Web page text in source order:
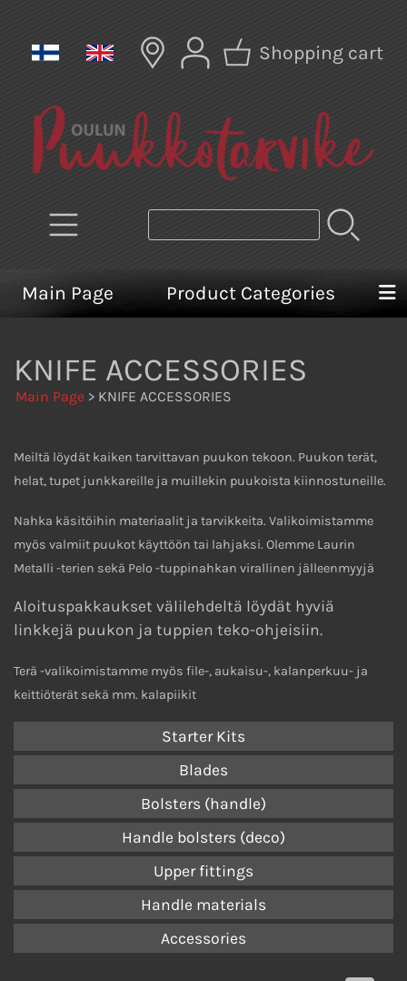
Shopping cart
Main Page Product Categories
KNIFE ACCESSORIES
Main Page > KNIFE ACCESSORIES
Meiltä löydät kaiken tarvittavan puukon tekoon. Puukon terät,
helat, tupet junkkareille ja muillekin puukoista kiinnostuneille.
Nahka käsitöihin materiaalit ja tarvikkeita. Valikoimistamme
myös valmiit puukot käyttöön tai lahjaksi. Olemme Laurin
Metalli -terien sekä Pelo -tuppinahkan virallinen jälleenmyyjä
Aloituspakkaukset välilehdeltä löydät hyviä
linkkejä puukon ja tuppien teko-ohjeisiin.
Terä -valikoimistamme myös file-, aukaisu-, kalanperkuu- ja
keittiöterät sekä mm. kalapiikit
Starter Kits
Blades
Bolsters (handle)
Handle bolsters (deco)
Upper fittings
Handle materials
Accessories